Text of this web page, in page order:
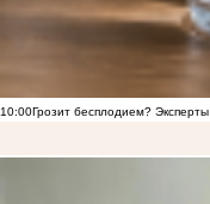
10:00Грозит бесплодием?